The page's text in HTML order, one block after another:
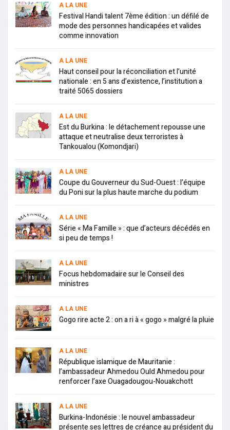
A LA UNE
Festival Handi talent 7ème édition : un défilé de
mode des personnes handicapées et valides
comme innovation
A LA UNE
Haut conseil pour la réconciliation et l’unité
nationale : en 5 ans d’existence, l’institution a
traité 5065 dossiers
A LA UNE
Est du Burkina : le détachement repousse une
attaque et neutralise deux terroristes à
Tankoualou (Komondjari)
A LA UNE
Coupe du Gouverneur du Sud-Ouest : l’équipe
du Poni sur la plus haute marche du podium
A LA UNE
Série « Ma Famille » : que d’acteurs décédés en
si peu de temps !
A LA UNE
Focus hebdomadaire sur le Conseil des
ministres
A LA UNE
Gogo rire acte 2 : on a ri à « gogo » malgré la pluie
A LA UNE
République islamique de Mauritanie :
l’ambassadeur Ahmedou Ould Ahmedou pour
renforcer l’axe Ouagadougou-Nouakchott
A LA UNE
Burkina-Indonésie : le nouvel ambassadeur
présente ses lettres de créance au président du